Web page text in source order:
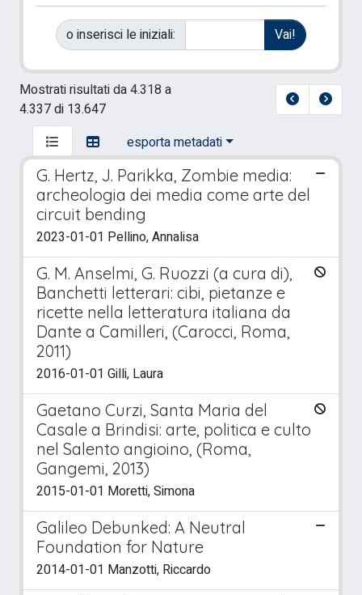
o inserisci le iniziali:
Mostrati risultati da 4.318 a
4.337 di 13.647
esporta metadati
G. Hertz, J. Parikka, Zombie media:
archeologia dei media come arte del
circuit bending
2023-01-01 Pellino, Annalisa
G. M. Anselmi, G. Ruozzi (a cura di),
Banchetti letterari: cibi, pietanze e
ricette nella letteratura italiana da
Dante a Camilleri, (Carocci, Roma,
2011)
2016-01-01 Gilli, Laura
Gaetano Curzi, Santa Maria del
Casale a Brindisi: arte, politica e culto
nel Salento angioino, (Roma,
Gangemi, 2013)
2015-01-01 Moretti, Simona
Galileo Debunked: A Neutral
Foundation for Nature
2014-01-01 Manzotti, Riccardo